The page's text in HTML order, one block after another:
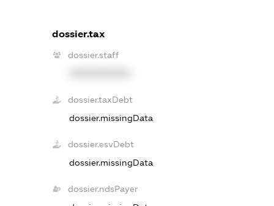
dossier.tax
dossier.staff
dossier.taxDebt
dossier.missingData
dossier.esvDebt
dossier.missingData
dossier.ndsPayer